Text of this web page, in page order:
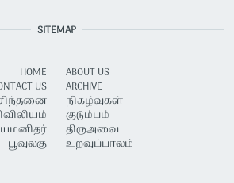
SITEMAP
HOME
US
பூவுலகு
ABOUT US
ARCHIVE
நிகழ்வுகள்
குடும்பம்
திருஅவை
உறவுப்பாலம்